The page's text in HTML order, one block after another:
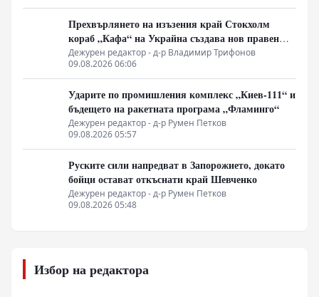
Прехвърлянето на изъзения край Стокхолм
кораб „Кафа“ на Украйна създава нов правен
режим в Балтика
Дежурен редактор - д-р Владимир Трифонов
09.08.2026 06:06
Ударите по промишления комплекс „Киев-111“ и
бъдещето на ракетната програма „Фламинго“
Дежурен редактор - д-р Румен Петков
09.08.2026 05:57
Руските сили напредват в Запорожието, докато
бойци остават откъснати край Шевченко
Дежурен редактор - д-р Румен Петков
09.08.2026 05:48
Избор на редактора